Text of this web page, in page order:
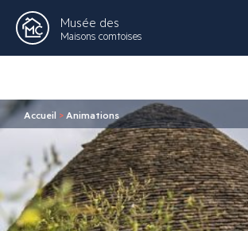
Musée des
Maisons comtoises
Accueil > Animations